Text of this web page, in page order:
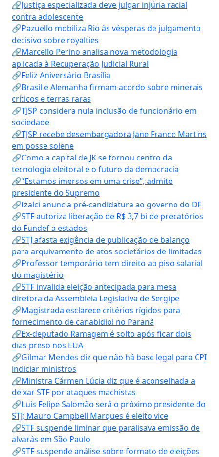
🔗Justiça especializada deve julgar injúria racial
contra adolescente
🔗Pazuello mobiliza Rio às vésperas de julgamento
decisivo sobre royalties
🔗Marcello Perino analisa nova metodologia
aplicada à Recuperação Judicial Rural
🔗Feliz Aniversário Brasília
🔗Brasil e Alemanha firmam acordo sobre minerais
críticos e terras raras
🔗TJSP considera nula inclusão de funcionário em
sociedade
🔗TJSP recebe desembargadora Jane Franco Martins
em posse solene
🔗Como a capital de JK se tornou centro da
tecnologia eleitoral e o futuro da democracia
🔗“Estamos imersos em uma crise”, admite
presidente do Supremo
🔗Izalci anuncia pré-candidatura ao governo do DF
🔗STF autoriza liberação de R$ 3,7 bi de precatórios
do Fundef a estados
🔗STJ afasta exigência de publicação de balanço
para arquivamento de atos societários de limitadas
🔗Professor temporário tem direito ao piso salarial
do magistério
🔗STF invalida eleição antecipada para mesa
diretora da Assembleia Legislativa de Sergipe
🔗Magistrada esclarece critérios rígidos para
fornecimento de canabidiol no Paraná
🔗Ex-deputado Ramagem é solto após ficar dois
dias preso nos EUA
🔗Gilmar Mendes diz que não há base legal para CPI
indiciar ministros
🔗Ministra Cármen Lúcia diz que é aconselhada a
deixar STF por ataques machistas
🔗Luis Felipe Salomão será o próximo presidente do
STJ; Mauro Campbell Marques é eleito vice
🔗STF suspende liminar que paralisava emissão de
alvarás em São Paulo
🔗STF suspende análise sobre formato de eleições